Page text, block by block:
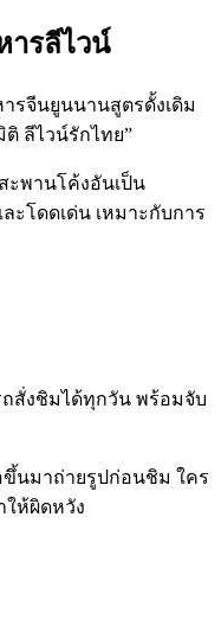
รลีไวน์
รจีนยูนนานสูตรดั้งเดิม
ลีไวน์รักไทย”
ะพานโค้งอันเป็น
โดดเด่น เหมาะกับการ
ถสั่งชิมได้ทุกวัน พร้อมจับ
ขึ้นมาถ่ายรูปก่อนชิม ใคร
ให้ผิดหวัง